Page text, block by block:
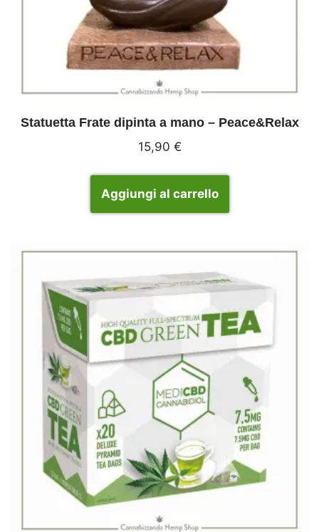
Statuetta Frate dipinta a mano – Peace&Relax
15,90 €
Aggiungi al carrello